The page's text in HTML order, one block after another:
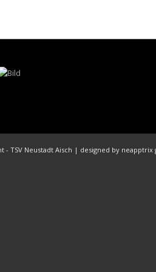
- TSV Neustadt Aisch | designed by neapptrix